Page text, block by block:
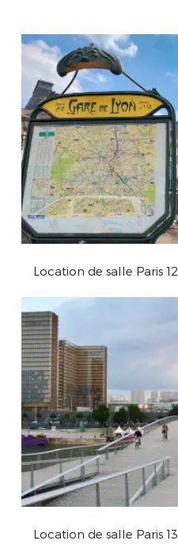
Location de salle Paris 12
Location de salle Paris 13